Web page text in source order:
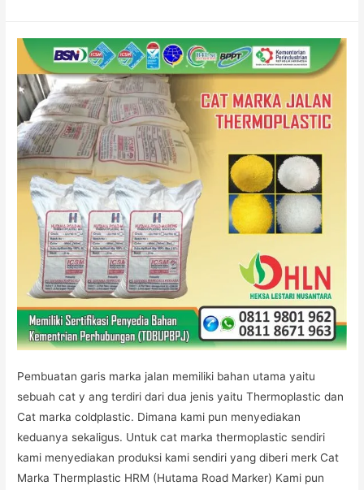
JAKARTA
Pembuatan garis marka jalan memiliki bahan utama yaitu
sebuah cat y ang terdiri dari dua jenis yaitu Thermoplastic dan
Cat marka coldplastic. Dimana kami pun menyediakan
keduanya sekaligus. Untuk cat marka thermoplastic sendiri
kami menyediakan produksi kami sendiri yang diberi merk Cat
Marka Thermplastic HRM (Hutama Road Marker) Kami pun